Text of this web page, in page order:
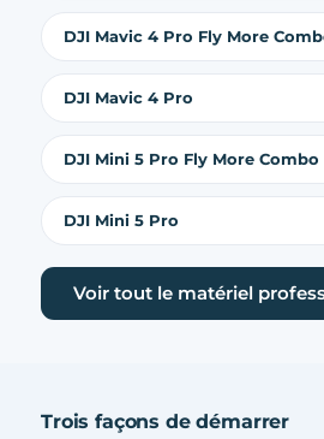
DJI Mavic 4 Pro Fly More
DJI Mavic 4 Pro
DJI Mini 5 Pro Fly More Combo
DJI Mini 5 Pro
Voir tout le matériel
Trois façons de démarrer